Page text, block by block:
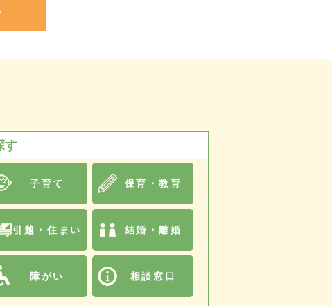
す
子育て 保育・教育
引越・住まい 結婚・離婚
障がい 相談窓口